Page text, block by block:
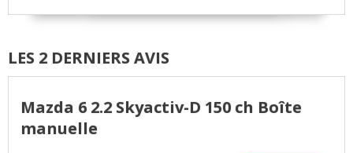
LES 2 DERNIERS AVIS
Mazda 6 2.2 Skyactiv-D 150 ch Boîte
manuelle